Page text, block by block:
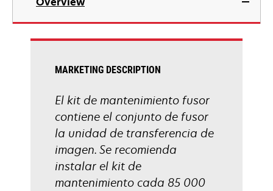
MARKETING DESCRIPTION
El kit de mantenimiento fusor
contiene el conjunto de fusor
la unidad de transferencia de
imagen. Se recomienda
instalar el kit de
mantenimiento cada 85 000